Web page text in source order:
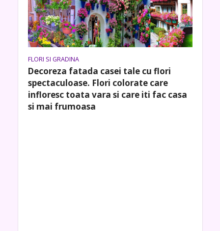
FLORI SI GRADINA
Decoreza fatada casei tale cu flori
spectaculoase. Flori colorate care
infloresc toata vara si care iti fac casa
si mai frumoasa